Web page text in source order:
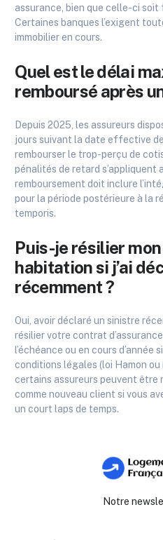
assurance, bien que celle-ci
Certaines banques l’exigent
immobilier en cours.
Quel est le délai
remboursé après
Depuis 2025, les assureurs
jours suivant la date effective
rembourser le trop-perçu de
pénalités de retard s’appliquent
remboursement doit inclure
pour la période postérieure à la
temporis.
Puis-je résilier
habitation si j’ai
récemment ?
Oui, avoir déclaré un sinistre
résilier votre contrat
l’échéance ou en cours d’année
conditions légales (loi Hamon
certains assureurs peuvent
comme nouveau client si vous
un court laps de temps.
Notre